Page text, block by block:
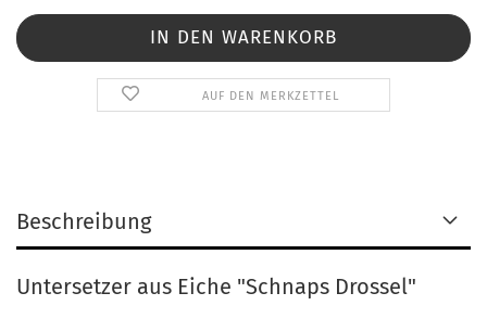
AUF DEN MERKZETTEL
Beschreibung
Untersetzer aus Eiche "Schnaps Drossel"